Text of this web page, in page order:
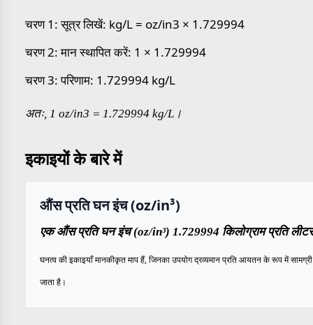
चरण 1: सूत्र लिखें: kg/L = oz/in3 × 1.729994
चरण 2: मान स्थापित करें: 1 × 1.729994
चरण 3: परिणाम: 1.729994 kg/L
अतः, 1 oz/in3 = 1.729994 kg/L।
इकाइयों के बारे में
औंस प्रति घन इंच (oz/in³)
एक औंस प्रति घन इंच (oz/in³) 1.729994 किलोग्राम प्रति
घनत्व की इकाइयाँ मानकीकृत माप हैं, जिनका उपयोग द्रव्यमान प्रति आयतन के रूप में
जाता है।